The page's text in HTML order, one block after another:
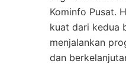
Kominfo Pusat.
kuat dari kedua
menjalankan
dan